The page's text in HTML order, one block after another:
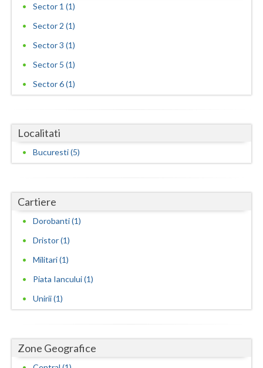
Sector 1 (1)
Sector 2 (1)
Sector 3 (1)
Sector 5 (1)
Sector 6 (1)
Localitati
Bucuresti (5)
Cartiere
Dorobanti (1)
Dristor (1)
Militari (1)
Piata Iancului (1)
Unirii (1)
Zone Geografice